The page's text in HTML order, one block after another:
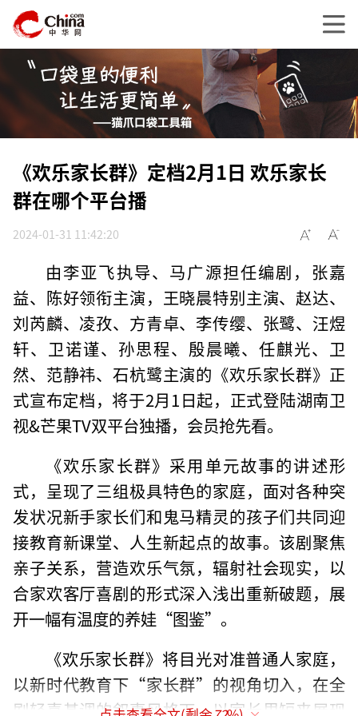
《欢乐家长群》定档2月1日 欢乐家长
群在哪个平台播
2024-01-31 11:42:20
由李亚飞执导、马广源担任编剧，张嘉
益、陈好领衔主演，王晓晨特别主演、赵达、
刘芮麟、凌孜、方青卓、李传缨、张鹭、汪煜
轩、卫诺谨、孙思程、殷晨曦、任麒光、卫
然、范静祎、石杭鹭主演的《欢乐家长群》正
式宣布定档，将于2月1日起，正式登陆湖南卫
视&芒果TV双平台独播，会员抢先看。
《欢乐家长群》采用单元故事的讲述形
式，呈现了三组极具特色的家庭，面对各种突
发状况新手家长们和鬼马精灵的孩子们共同迎
接教育新课堂、人生新起点的故事。该剧聚焦
亲子关系，营造欢乐气氛，辐射社会现实，以
合家欢客厅喜剧的形式深入浅出重新破题，展
开一幅有温度的养娃“图鉴”。
《欢乐家长群》将目光对准普通人家庭，
以新时代教育下“家长群”的视角切入，在全
剧轻喜基调的叙事风格下，以家长里短来展现